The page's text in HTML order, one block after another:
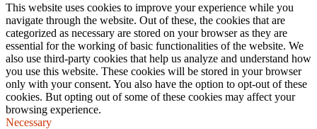
This website uses cookies to improve your experience while you
navigate through the website. Out of these, the cookies that are
categorized as necessary are stored on your browser as they are
essential for the working of basic functionalities of the website. We
also use third-party cookies that help us analyze and understand how
you use this website. These cookies will be stored in your browser
only with your consent. You also have the option to opt-out of these
cookies. But opting out of some of these cookies may affect your
browsing experience.
Necessary